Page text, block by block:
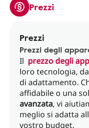
Prezzi
Prezzi
Prezzi degli
Il prezzo degli
loro tecnologia,
di adattamento.
affidabile o una
avanzata, vi
meglio si adatta
vostro budget.